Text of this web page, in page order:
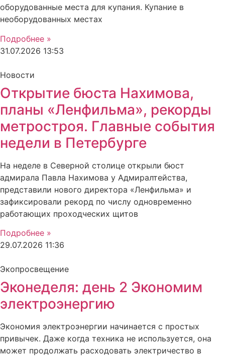
оборудованные места для купания. Купание в
необорудованных местах
Подробнее »
31.07.2026 13:53
Новости
Открытие бюста Нахимова,
планы «Ленфильма», рекорды
метростроя. Главные события
недели в Петербурге
На неделе в Северной столице открыли бюст
адмирала Павла Нахимова у Адмиралтейства,
представили нового директора «Ленфильма» и
зафиксировали рекорд по числу одновременно
работающих проходческих щитов
Подробнее »
29.07.2026 11:36
Экопросвещение
Эконеделя: день 2 Экономим
электроэнергию
Экономия электроэнергии начинается с простых
привычек. Даже когда техника не используется, она
может продолжать расходовать электричество в